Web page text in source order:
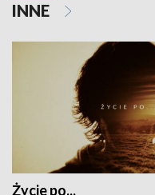
INNE
Życie po...